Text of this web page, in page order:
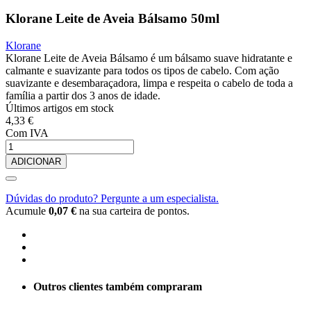
Klorane Leite de Aveia Bálsamo 50ml
Klorane
Klorane Leite de Aveia Bálsamo é um bálsamo suave hidratante e
calmante e suavizante para todos os tipos de cabelo. Com ação
suavizante e desembaraçadora, limpa e respeita o cabelo de toda a
família a partir dos 3 anos de idade.
Últimos artigos em stock
4,33 €
Com IVA
ADICIONAR
Dúvidas do produto? Pergunte a um especialista.
Acumule 0,07 € na sua carteira de pontos.
Outros clientes também compraram